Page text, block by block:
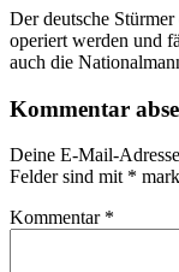
Der deutsche
operiert werden und
auch die
Kommentar
Deine E-Mail-
Felder sind mit *
Kommentar *